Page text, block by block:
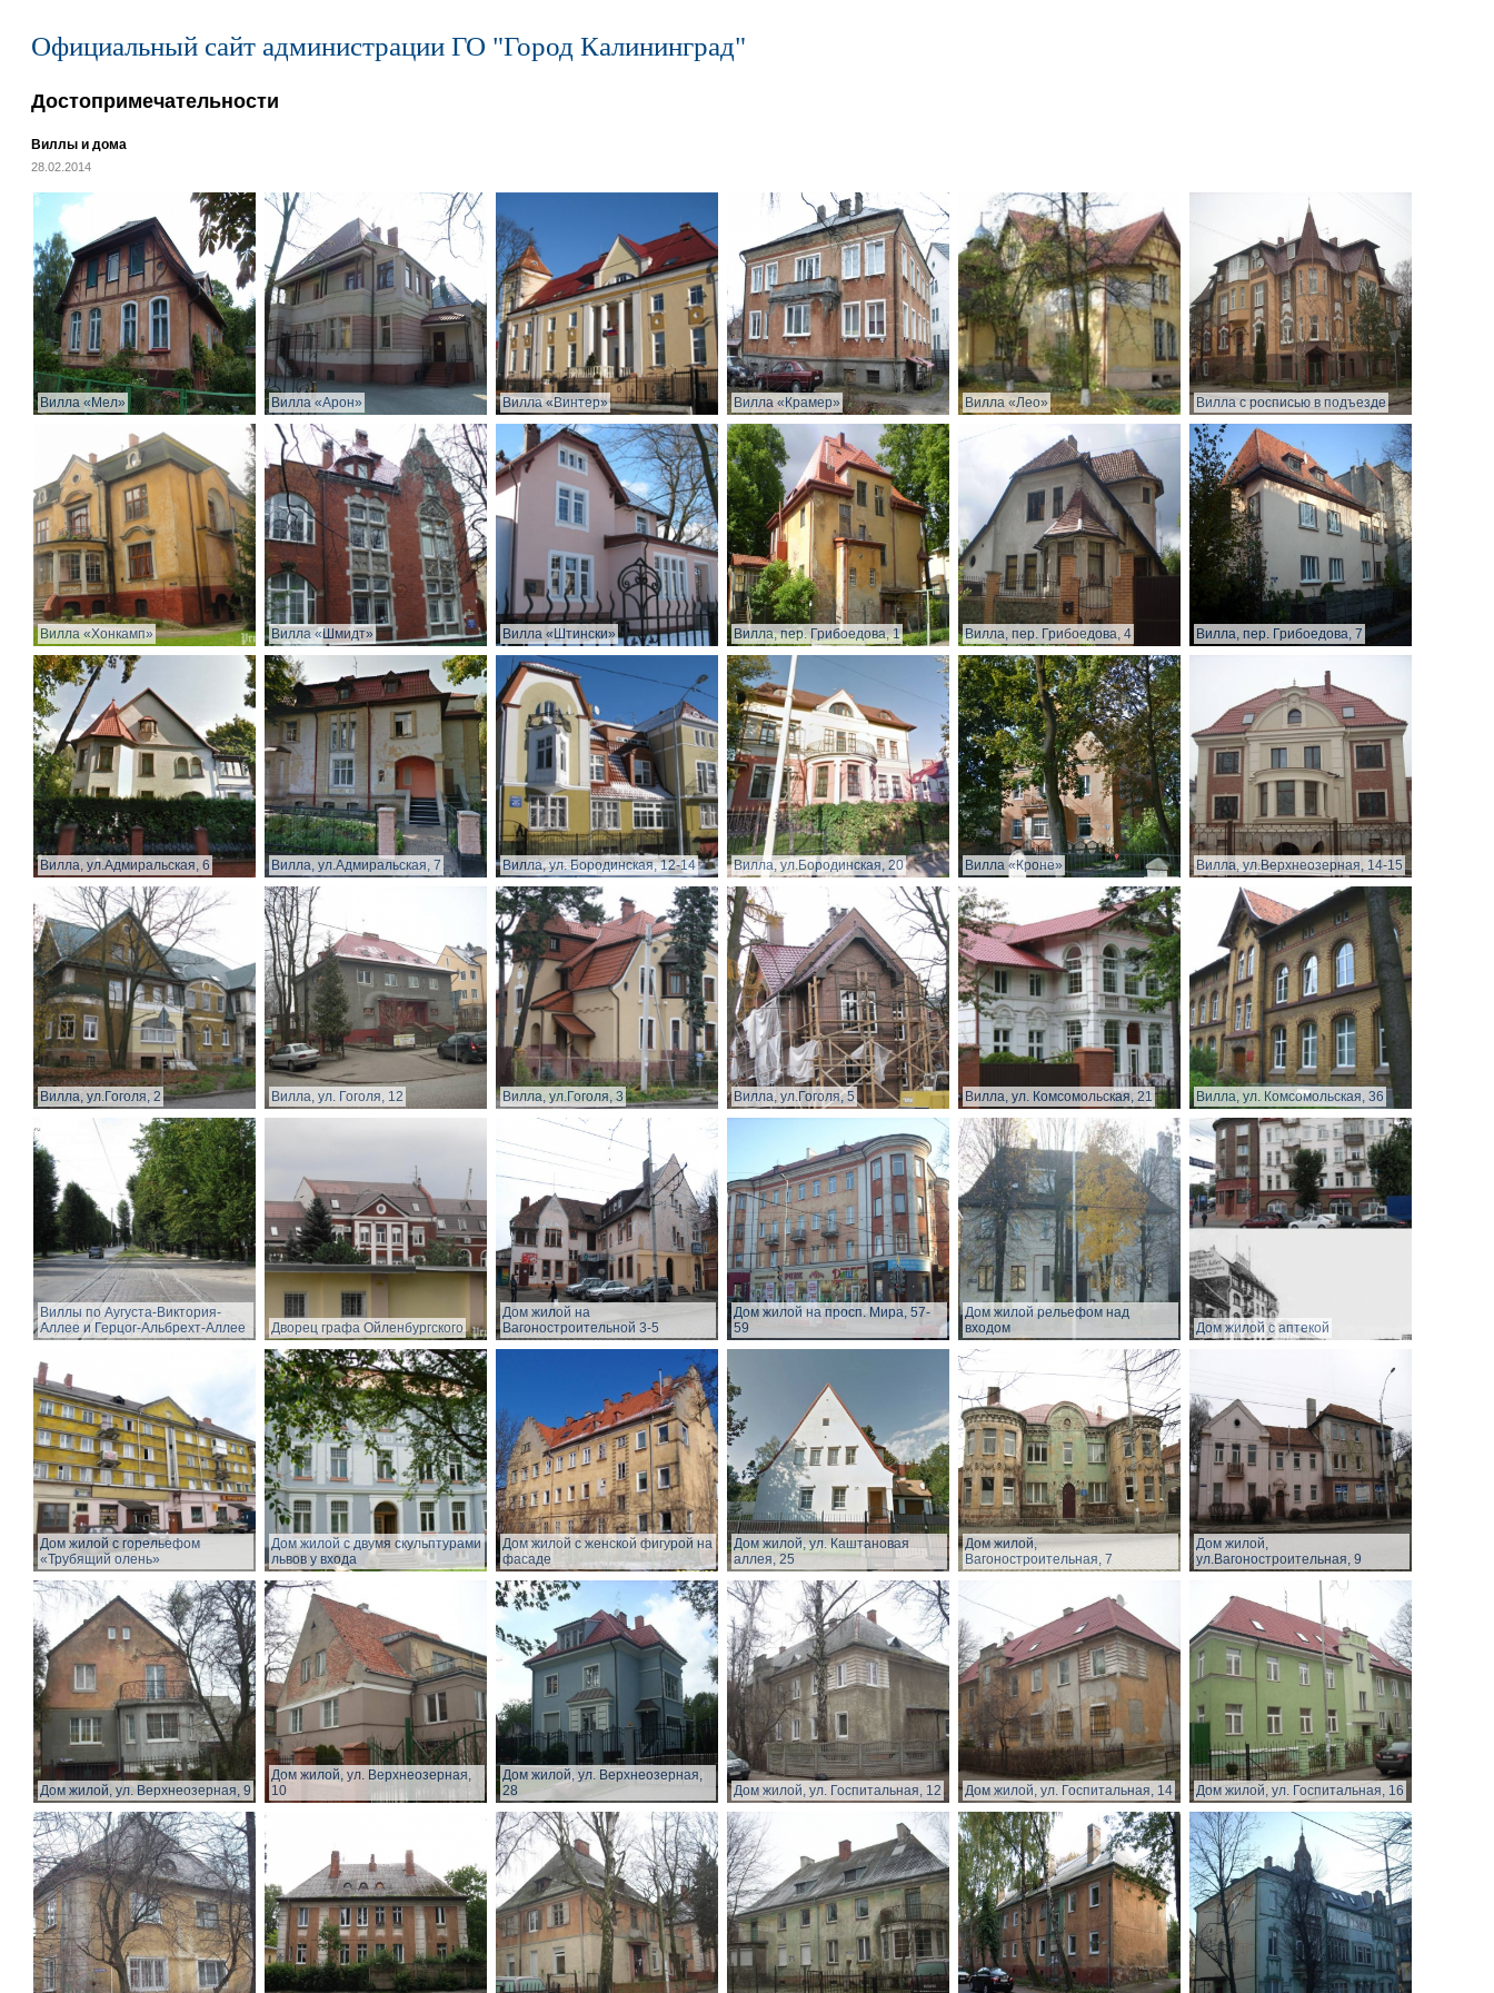
Официальный сайт администрации ГО "Город Калининград"
Достопримечательности
Виллы и дома
28.02.2014
Вилла «Мел» Вилла «Арон» Вилла «Винтер» Вилла «Крамер» Вилла «Лео» Вилла с росписью в подъезде
Вилла «Хонкамп» Вилла «Шмидт» Вилла «Штински» Вилла, пер. Грибоедова, 1 Вилла, пер. Грибоедова, 4 Вилла, пер. Грибоедова, 7
Вилла, ул.Адмиральская, 6 Вилла, ул.Адмиральская, 7 Вилла, ул. Бородинская, 12-14 Вилла, ул.Бородинская, 20 Вилла «Кроне» Вилла, ул.Верхнеозерная, 14-15
Вилла, ул.Гоголя, 2 Вилла, ул. Гоголя, 12 Вилла, ул.Гоголя, 3 Вилла, ул.Гоголя, 5 Вилла, ул. Комсомольская, 21 Вилла, ул. Комсомольская, 36
Виллы по Аугуста-Виктория-
Аллее и Герцог-Альбрехт-Аллее
Дворец графа Ойленбургского
Дом жилой на
Вагоностроительной 3-5
Дом жилой на просп. Мира, 57-
59
Дом жилой рельефом над
входом
Дом жилой с аптекой
Дом жилой с горельефом
«Трубящий олень»
Дом жилой с двумя скульптурами
львов у входа
Дом жилой с женской фигурой на
фасаде
Дом жилой, ул. Каштановая
аллея, 25
Дом жилой,
Вагоностроительная, 7
Дом жилой,
ул.Вагоностроительная, 9
Дом жилой, ул. Верхнеозерная, 9
Дом жилой, ул. Верхнеозерная,
10
Дом жилой, ул. Верхнеозерная,
28
Дом жилой, ул. Госпитальная, 12 Дом жилой, ул. Госпитальная, 14 Дом жилой, ул. Госпитальная, 16